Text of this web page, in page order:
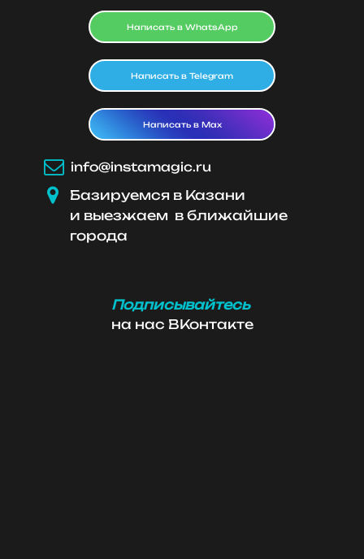
Написать в WhatsApp
Написать в Telegram
Написать в Max
 info@instamagic.ru

Базируемся в Казани
и выезжаем в ближайшие
города
Подписывайтесь
на нас ВКонтакте